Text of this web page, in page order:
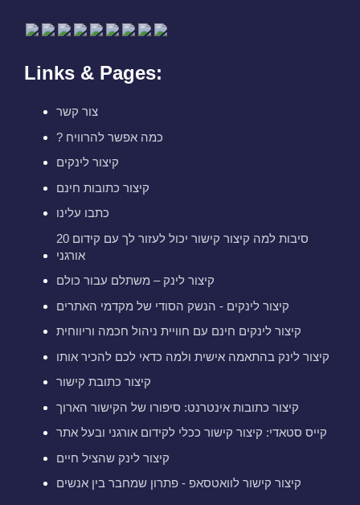
Links & Pages:
צור קשר
? כמה אפשר להרוויח
קיצור לינקים
קיצור כתובות חינם
כתבו עלינו
20 סיבות למה קיצור קישור יכול לעזור לך עם קידום
אורגני
קיצור לינק – משתלם עבור כולם
קיצור לינקים - הנשק הסודי של מקדמי האתרים
קיצור לינקים חינם עם חוויית ניהול חכמה וריווחית
קיצור לינק בהתאמה אישית ולמה כדאי לכם להכיר אותו
קיצור כתובת קישור
קיצור כתובות אינטרנט: סיפורו של הקישור הארוך
קייס סטאדי: קיצור קישור ככלי לקידום אורגני ובעל אתר
קיצור לינק שהציל חיים
קיצור קישור לוואטסאפ - פתרון שמחבר בין אנשים